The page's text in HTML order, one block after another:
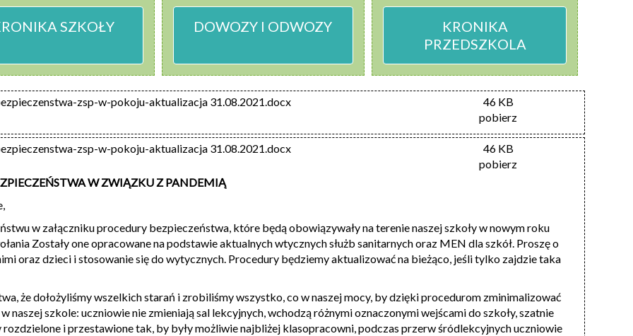
SZKOŁY DOWOZY I ODWOZY
KRONIKA
PRZEDSZKOLA
zsp-w-pokoju-aktualizacja 31.08.2021.docx
46 KB
pobierz
zsp-w-pokoju-aktualizacja 31.08.2021.docx
46 KB
pobierz
W ZWIĄZKU Z PANDEMIĄ
w załączniku procedury bezpieczeństwa, które będą obowiązywały na terenie naszej szkoły w nowym roku
Zostały one opracowane na podstawie aktualnych wtycznych służb sanitarnych oraz MEN dla szkół. Proszę o
oraz dzieci i stosowanie się do wytycznych. Procedury będziemy aktualizować na bieżąco, jeśli tylko zajdzie taka
że dołożyliśmy wszelkich starań i zrobiliśmy wszystko, co w naszej mocy, by dzięki procedurom zminimalizować
naszej szkole: uczniowie nie zmieniają sal lekcyjnych, wchodzą różnymi oznaczonymi wejścami do szkoły, szatnie
rozdzielone i przestawione tak, by były możliwie najbliżej klasopracowni, podczas przerw śródlekcyjnych uczniowie